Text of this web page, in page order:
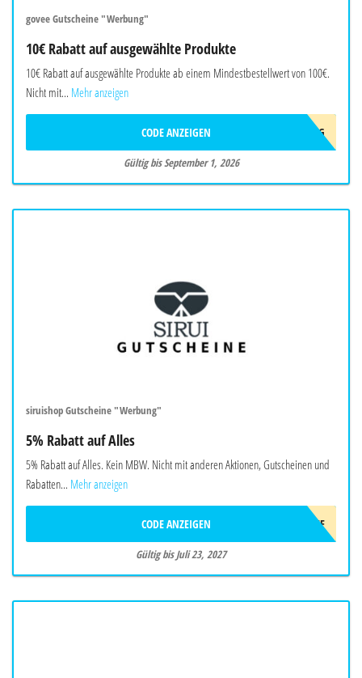
govee Gutscheine "Werbung"
10€ Rabatt auf ausgewählte Produkte
10€ Rabatt auf ausgewählte Produkte ab einem Mindestbestellwert von 100€.
Nicht mit... Mehr anzeigen
10AFFAUG
CODE ANZEIGEN
Gültig bis September 1, 2026
siruishop Gutscheine "Werbung"
5% Rabatt auf Alles
5% Rabatt auf Alles. Kein MBW. Nicht mit anderen Aktionen, Gutscheinen und
Rabatten... Mehr anzeigen
AFF5OFF
CODE ANZEIGEN
Gültig bis Juli 23, 2027